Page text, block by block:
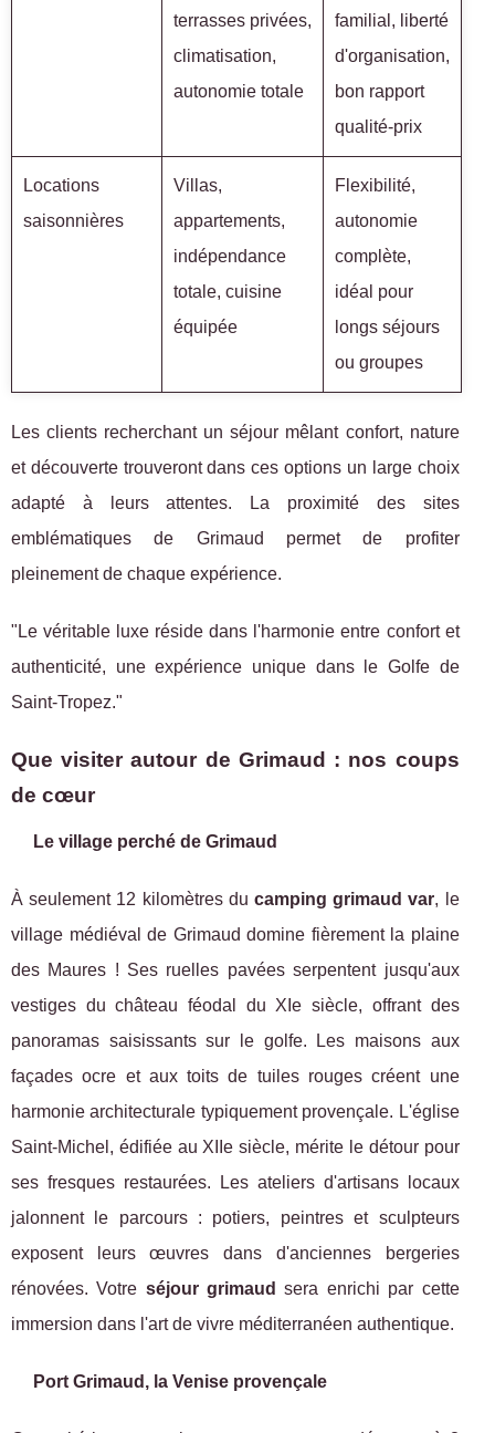
terrasses privées,
climatisation,
autonomie totale
familial, liberté
d'organisation,
bon rapport
qualité-prix
Locations
saisonnières
Villas,
appartements,
indépendance
totale, cuisine
équipée
Flexibilité,
autonomie
complète,
idéal pour
longs séjours
ou groupes
Les clients recherchant un séjour mêlant confort, nature
et découverte trouveront dans ces options un large choix
adapté à leurs attentes. La proximité des sites
emblématiques de Grimaud permet de profiter
pleinement de chaque expérience.
"Le véritable luxe réside dans l'harmonie entre confort et
authenticité, une expérience unique dans le Golfe de
Saint-Tropez."
Que visiter autour de Grimaud : nos coups
de cœur
Le village perché de Grimaud
À seulement 12 kilomètres du camping grimaud var, le
village médiéval de Grimaud domine fièrement la plaine
des Maures ! Ses ruelles pavées serpentent jusqu'aux
vestiges du château féodal du XIe siècle, offrant des
panoramas saisissants sur le golfe. Les maisons aux
façades ocre et aux toits de tuiles rouges créent une
harmonie architecturale typiquement provençale. L'église
Saint-Michel, édifiée au XIIe siècle, mérite le détour pour
ses fresques restaurées. Les ateliers d'artisans locaux
jalonnent le parcours : potiers, peintres et sculpteurs
exposent leurs œuvres dans d'anciennes bergeries
rénovées. Votre séjour grimaud sera enrichi par cette
immersion dans l'art de vivre méditerranéen authentique.
Port Grimaud, la Venise provençale